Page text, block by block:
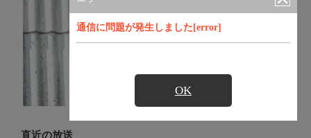
通信に問題が発生しました[error]
OK
直近の放送